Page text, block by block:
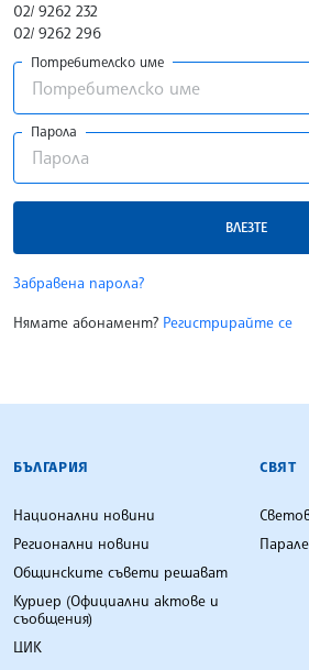
02/ 9262 232
02/ 9262 296
Потребителско име
Парола
ВЛЕЗТЕ
Забравена парола?
Нямате абонамент? Регистрирайте се
БЪЛГАРСКА
БЪЛГАРИЯ
Национални новини
Регионални новини
Общинските съвети решават
Куриер (Официални актове и
съобщения)
ЦИК
СВЯТ